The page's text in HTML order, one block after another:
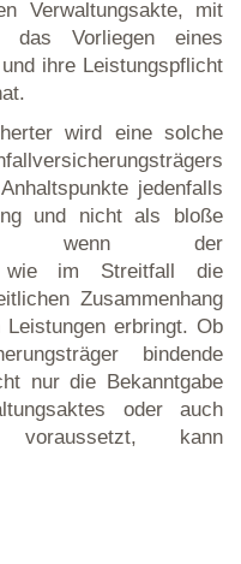
Verwaltungsakte, mit
das Vorliegen eines
ihre Leistungspflicht
wird eine solche
jedenfalls
und nicht als bloße
wenn der
wie im Streitfall die
Zusammenhang
erbringt. Ob
bindende
nur die Bekanntgabe
oder auch
voraussetzt, kann